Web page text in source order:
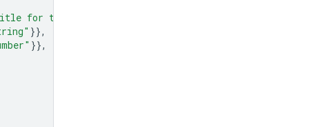
for the chart."
}},
}},